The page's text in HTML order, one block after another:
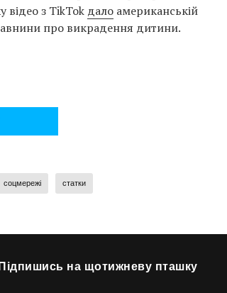
відео з TikTok далоамериканській
давнини про викрадення дитини.
соцмережі статки
Підпишись на щотижневу пташку